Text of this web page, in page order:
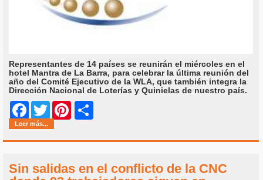
Representantes de 14 países se reunirán el miércoles en el
hotel Mantra de La Barra, para celebrar la última reunión del
año del Comité Ejecutivo de la WLA, que también integra la
Dirección Nacional de Loterías y Quinielas de nuestro país.
Facebook
Twitter Pinterest
Leer más...
Sin salidas en el conflicto de la CNC